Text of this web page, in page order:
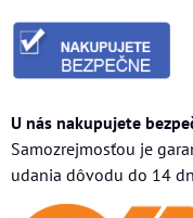
U nás nakupujete
Samozrejmosťou je
udania dôvodu do 14